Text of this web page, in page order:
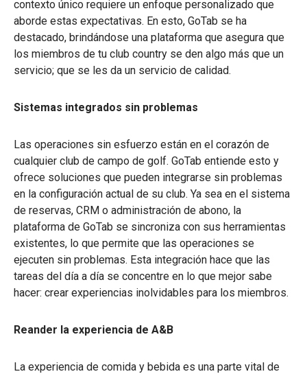
contexto único requiere un enfoque personalizado que
aborde estas expectativas. En esto, GoTab se ha
destacado, brindándose una plataforma que asegura que
los miembros de tu club country se den algo más que un
servicio; que se les da un servicio de calidad.
Sistemas integrados sin problemas
Las operaciones sin esfuerzo están en el corazón de
cualquier club de campo de golf. GoTab entiende esto y
ofrece soluciones que pueden integrarse sin problemas
en la configuración actual de su club. Ya sea en el sistema
de reservas, CRM o administración de abono, la
plataforma de GoTab se sincroniza con sus herramientas
existentes, lo que permite que las operaciones se
ejecuten sin problemas. Esta integración hace que las
tareas del día a día se concentre en lo que mejor sabe
hacer: crear experiencias inolvidables para los miembros.
Reander la experiencia de A&B
La experiencia de comida y bebida es una parte vital de